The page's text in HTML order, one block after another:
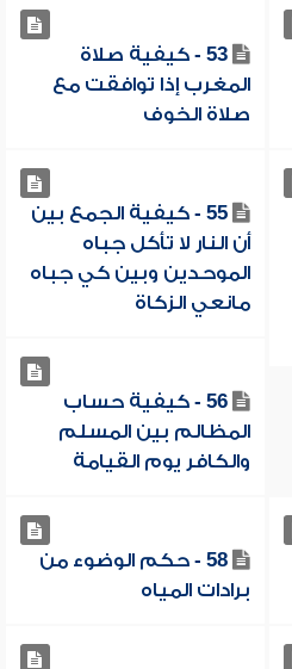
53 - كيفية صلاة
المغرب إذا توافقت مع
صلاة الخوف
55 - كيفية الجمع بين
أن النار لا تأكل جباه
الموحدين وبين كي جباه
مانعي الزكاة
56 - كيفية حساب
المظالم بين المسلم
والكافر يوم القيامة
58 - حكم الوضوء من
برادات المياه